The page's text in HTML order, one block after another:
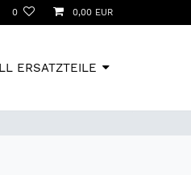
0 0,00 EUR
ERSATZTEILE